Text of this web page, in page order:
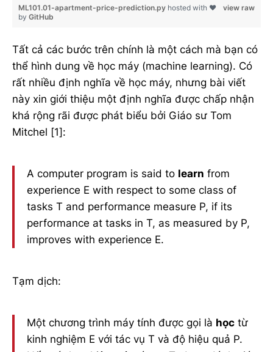
view raw
ML101.01-apartment-price-prediction.py hosted with ❤
by GitHub
Tất cả các bước trên chính là một cách mà bạn có
thể hình dung về học máy (machine learning). Có
rất nhiều định nghĩa về học máy, nhưng bài viết
này xin giới thiệu một định nghĩa được chấp nhận
khá rộng rãi được phát biểu bởi Giáo sư Tom
Mitchel [1]:
A computer program is said to learn from
experience E with respect to some class of
tasks T and performance measure P, if its
performance at tasks in T, as measured by P,
improves with experience E.
Tạm dịch:
Một chương trình máy tính được gọi là học từ
kinh nghiệm E với tác vụ T và độ hiệu quả P.